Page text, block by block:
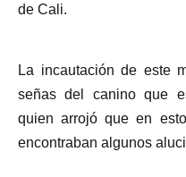
de Cali.
La incautación de este
señas del canino que
quien arrojó que en
encontraban algunos